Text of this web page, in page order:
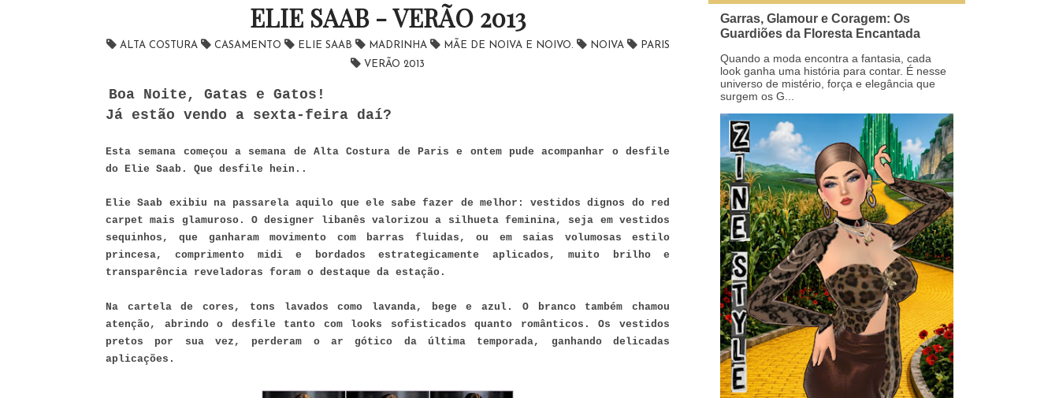
ELIE SAAB - VERÃO 2013
ALTA COSTURA CASAMENTO ELIE SAAB MADRINHA MÃE DE NOIVA E NOIVO. NOIVA
PARIS
VERÃO 2013
Boa Noite, Gatas e Gatos!
Já estão vendo a sexta-feira daí?
Esta semana começou a semana de Alta Costura de Paris e ontem pude acompanhar o desfile
do Elie Saab. Que desfile hein..
Elie Saab exibiu na passarela aquilo que ele sabe fazer de melhor: vestidos dignos do red
carpet mais glamuroso. O designer libanês valorizou a silhueta feminina, seja em vestidos
sequinhos, que ganharam movimento com barras fluidas, ou em saias volumosas estilo
princesa, comprimento midi e bordados estrategicamente aplicados, muito brilho e
transparência reveladoras foram o destaque da estação.
Na cartela de cores, tons lavados como lavanda, bege e azul. O branco também chamou
atenção, abrindo o desfile tanto com looks sofisticados quanto românticos. Os vestidos
pretos por sua vez, perderam o ar gótico da última temporada, ganhando delicadas
aplicações.
Garras, Glamour e Coragem: Os
Guardiões da Floresta Encantada
Quando a moda encontra a fantasia, cada
look ganha uma história para contar. É nesse
universo de mistério, força e elegância que
surgem os G...